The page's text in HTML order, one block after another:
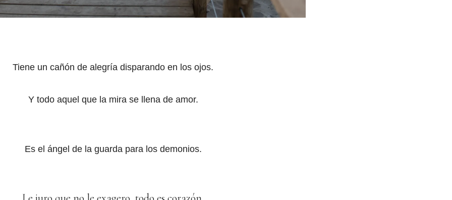
Tiene un cañón de alegría disparando en los ojos.
Y todo aquel que la mira se llena de amor.
Es el ángel de la guarda para los demonios.